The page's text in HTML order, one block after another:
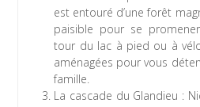
est entouré d’une forêt
paisible pour se
tour du lac à pied ou à
aménagées pour vous
famille.
La cascade du Glandieu :